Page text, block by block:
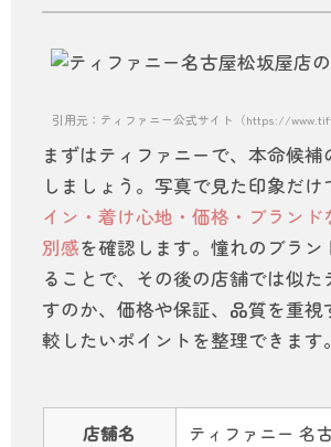
引用元：ティファニー公式サイト（https://
まずはティファニーで、本命候補
しましょう。写真で見た印象だけ
イン・着け心地・価格・ブランド
別感を確認します。憧れのブラン
ることで、その後の店舗では似た
すのか、価格や保証、品質を重視
較したいポイントを整理できます。
店舗名 ティファニー 名